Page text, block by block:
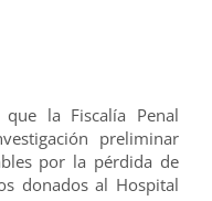
la Fiscalía Penal
preliminar
por la pérdida de
donados al Hospital